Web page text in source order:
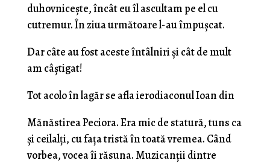
duhovniceşte, încât eu îl ascultam pe el cu
cutremur. În ziua următoare l-au împuşcat.
Dar câte au fost aceste întâlniri şi cât de mult
am câştigat!
Tot acolo în lagăr se afla ierodiaconul Ioan din
Mănăstirea Peciora. Era mic de statură, tuns ca
şi ceilalţi, cu fața tristă în toată vremea. Când
vorbea, vocea îi răsuna. Muzicanţii dintre